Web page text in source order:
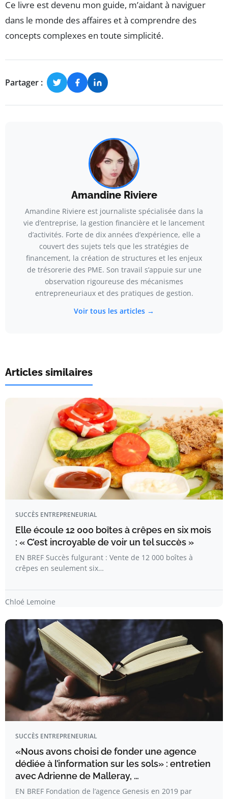
Ce livre est devenu mon guide, m’aidant à naviguer
dans le monde des affaires et à comprendre des
concepts complexes en toute simplicité.
Partager :
Amandine Riviere
Amandine Riviere est journaliste spécialisée dans la
vie d’entreprise, la gestion financière et le lancement
d’activités. Forte de dix années d’expérience, elle a
couvert des sujets tels que les stratégies de
financement, la création de structures et les enjeux
de trésorerie des PME. Son travail s’appuie sur une
observation rigoureuse des mécanismes
entrepreneuriaux et des pratiques de gestion.
Voir tous les articles →
Articles similaires
SUCCÈS ENTREPRENEURIAL
Elle écoule 12 000 boîtes à crêpes en six mois
: « C’est incroyable de voir un tel succès »
EN BREF Succès fulgurant : Vente de 12 000 boîtes à
crêpes en seulement six…
Chloé Lemoine
SUCCÈS ENTREPRENEURIAL
«Nous avons choisi de fonder une agence
dédiée à l’information sur les sols» : entretien
avec Adrienne de Malleray, …
EN BREF Fondation de l’agence Genesis en 2019 par